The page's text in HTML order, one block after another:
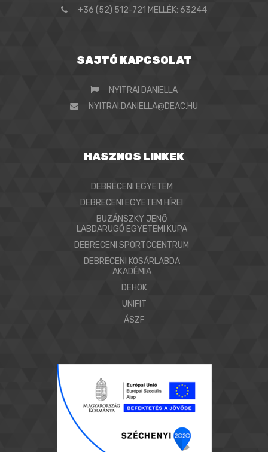
+36 (52) 512-721 MELLÉK: 63244
SAJTÓ KAPCSOLAT
NYITRAI DANIELLA
NYITRAI.DANIELLA@DEAC.HU
HASZNOS LINKEK
DEBRECENI EGYETEM
DEBRECENI EGYETEM HÍREI
BUZÁNSZKY JENŐ
LABDARUGÓ EGYETEMI KUPA
DEBRECENI SPORTCCENTRUM
DEBRECENI KOSÁRLABDA
AKADÉMIA
DEHÖK
UNIFIT
ÁSZF